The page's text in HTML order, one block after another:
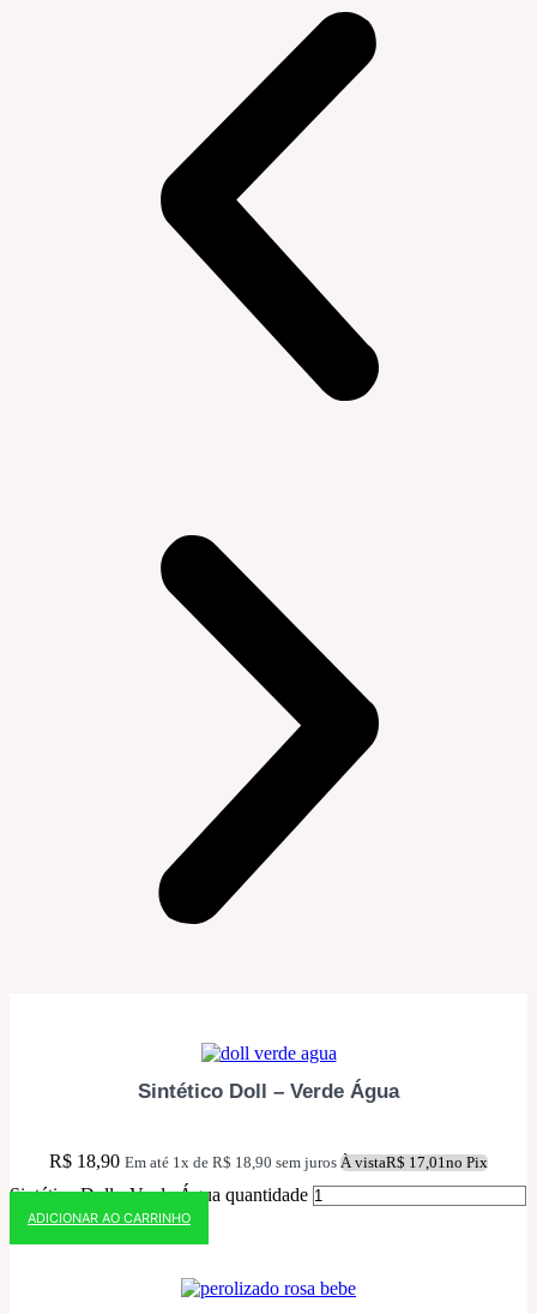
Sintético Doll – Verde Água
R$ 18,90 Em até 1x de R$ 18,90 sem juros À vistaR$ 17,01no Pix
Sintético Doll - Verde Água quantidade
ADICIONAR AO CARRINHO